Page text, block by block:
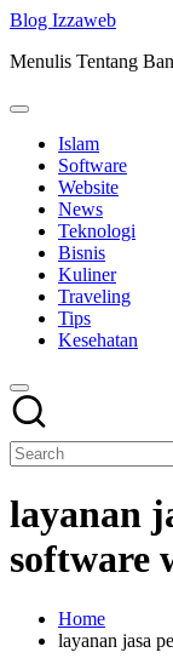
Skip
content
Blog Izzaweb
Menulis Tentang
Islam
Software
Website
News
Teknologi
Bisnis
Kuliner
Traveling
Tips
Kesehatan
layanan
software
Home
layanan jasa